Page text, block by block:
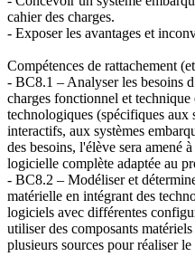
cahier des charges.
- Exposer les avantages et
Compétences de rattachement
- BC8.1 – Analyser les besoins
charges fonctionnel et
technologiques (spécifiques aux
interactifs, aux systèmes
des besoins, l'élève sera amené
logicielle complète adaptée au
- BC8.2 – Modéliser et
matérielle en intégrant des
logiciels avec différentes
utiliser des composants
plusieurs sources pour réaliser